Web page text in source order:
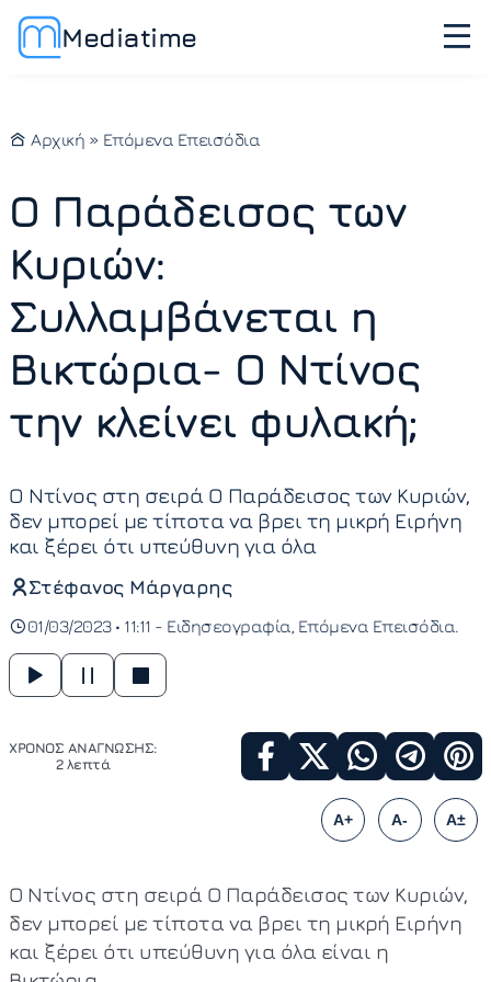
Mediatime
Αρχική » Επόμενα Επεισόδια
Ο Παράδεισος των
Κυριών:
Συλλαμβάνεται η
Βικτώρια- Ο Ντίνος
την κλείνει φυλακή;
Ο Ντίνος στη σειρά Ο Παράδεισος των Κυριών,
δεν μπορεί με τίποτα να βρει τη μικρή Ειρήνη
και ξέρει ότι υπεύθυνη για όλα
Στέφανος Μάργαρης
01/03/2023 • 11:11 - Ειδησεογραφία Επόμενα Επεισόδια
ΧΡΟΝΟΣ ΑΝΑΓΝΩΣΗΣ:
2 λεπτά
A+ A- A±
Ο Ντίνος στη σειρά Ο Παράδεισος των Κυριών,
δεν μπορεί με τίποτα να βρει τη μικρή Ειρήνη
και ξέρει ότι υπεύθυνη για όλα είναι η